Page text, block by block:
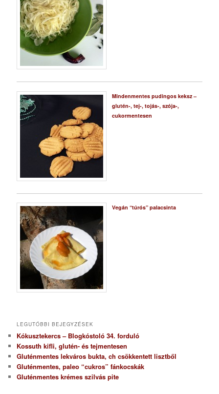
Mindenmentes pudingos keksz –
glutén-, tej-, tojás-, szója-,
cukormentesen
Vegán “túrós” palacsinta
LEGUTÓBBI BEJEGYZÉSEK
Kókusztekercs – Blogkóstoló 34. forduló
Kossuth kifli, glutén- és tejmentesen
Gluténmentes lekváros bukta, ch csökkentett lisztből
Gluténmentes, paleo “cukros” fánkocskák
Gluténmentes krémes szilvás pite